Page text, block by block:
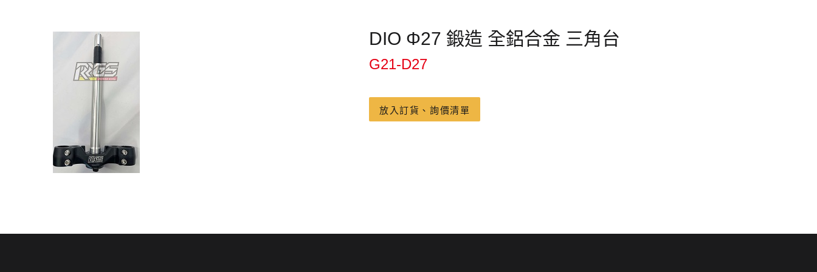
DIO Φ27 鍛造 全鋁合金 三角台
G21-D27
放入訂貨、詢價清單